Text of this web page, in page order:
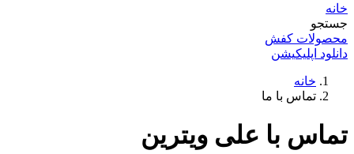
خانه
جستجو
محصولات کفش
دانلود اپلیکیشن
خانه
تماس با ما
تماس با علی ویترین